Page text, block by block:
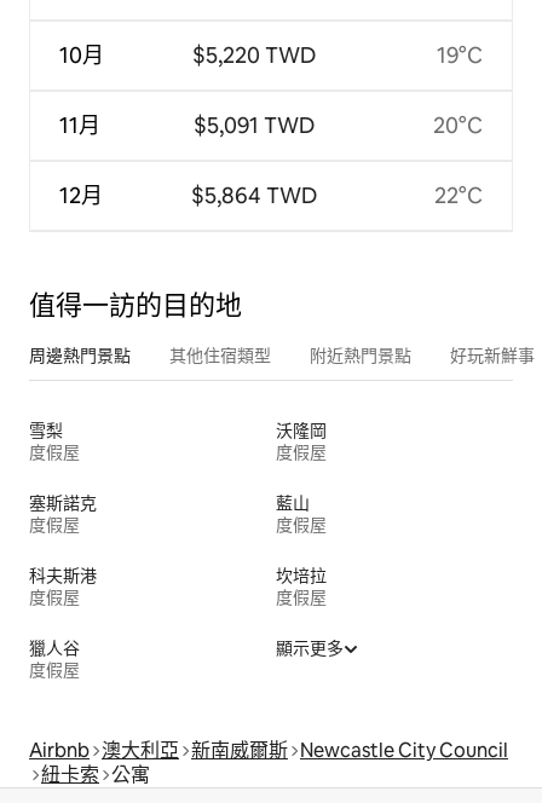
10月
11月
12月
$5,220 TWD
$5,091 TWD
$5,864 TWD
19°C
20°C
22°C
值得一訪的目的地
周邊熱門景點 其他住宿類型 附近熱門景點 好玩新鮮事
雪梨
度假屋
沃隆岡
度假屋
塞斯諾克
度假屋
藍山
度假屋
科夫斯港
度假屋
坎培拉
度假屋
獵人谷
度假屋
顯示更多
Airbnb 澳大利亞 新南威爾斯 Newcastle City Council
紐卡索 公寓